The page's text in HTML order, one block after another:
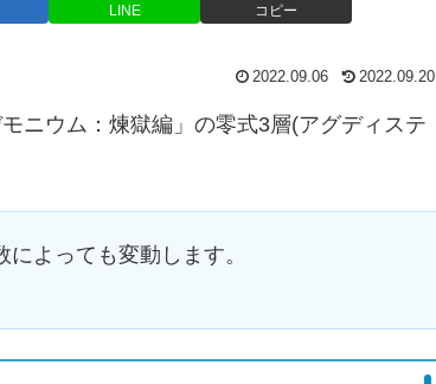
LINE コピー
2022.09.06 2022.09.20
ニウム：煉獄編」の零式3層(アグディステ
よっても変動します。